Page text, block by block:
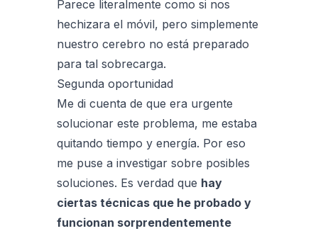
Parece literalmente como si nos
hechizara el móvil, pero simplemente
nuestro cerebro no está preparado
para tal sobrecarga.
Segunda oportunidad
Me di cuenta de que era urgente
solucionar este problema, me estaba
quitando tiempo y energía. Por eso
me puse a investigar sobre posibles
soluciones. Es verdad que hay
ciertas técnicas que he probado y
funcionan sorprendentemente